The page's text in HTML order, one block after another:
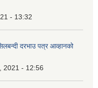
- 13:32
दरभाउ पत्र आव्हानको
2021 - 12:56